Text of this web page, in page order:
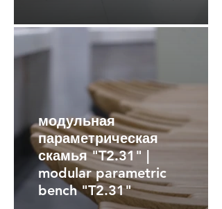
модульная
параметрическая
скамья "T2.31" |
modular parametric
bench "T2.31"